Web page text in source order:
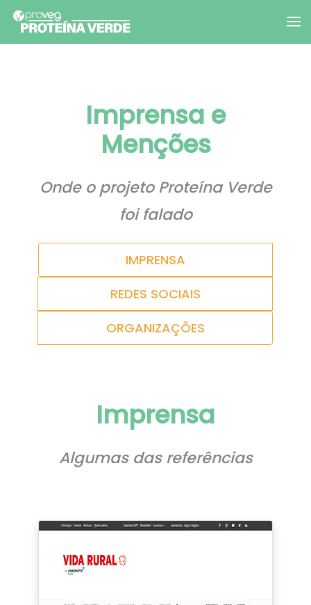
Imprensa e
Menções
Onde o projeto Proteína Verde
foi falado
IMPRENSA
REDES SOCIAIS
ORGANIZAÇÕES
Imprensa
Algumas das referências